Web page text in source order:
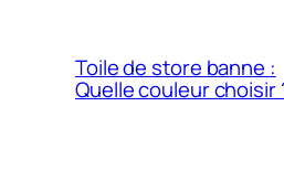
Toile de store banne :
Quelle couleur choisir